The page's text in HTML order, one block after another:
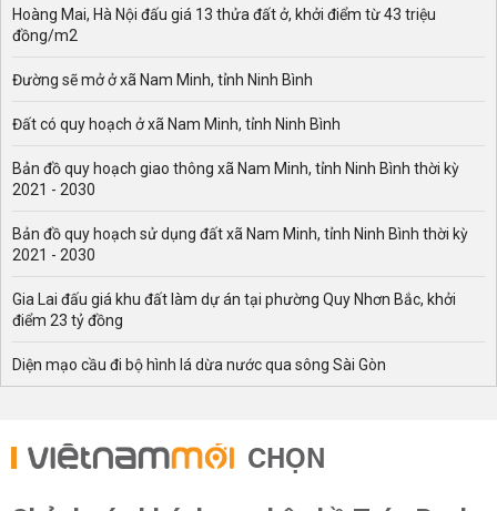
Hoàng Mai, Hà Nội đấu giá 13 thửa đất ở, khởi điểm từ 43 triệu
đồng/m2
Đường sẽ mở ở xã Nam Minh, tỉnh Ninh Bình
Đất có quy hoạch ở xã Nam Minh, tỉnh Ninh Bình
Bản đồ quy hoạch giao thông xã Nam Minh, tỉnh Ninh Bình thời kỳ
2021 - 2030
Bản đồ quy hoạch sử dụng đất xã Nam Minh, tỉnh Ninh Bình thời kỳ
2021 - 2030
Gia Lai đấu giá khu đất làm dự án tại phường Quy Nhơn Bắc, khởi
điểm 23 tỷ đồng
Diện mạo cầu đi bộ hình lá dừa nước qua sông Sài Gòn
CHỌN